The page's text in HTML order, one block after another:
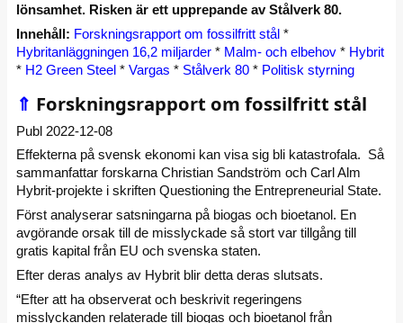
lönsamhet. Risken är ett upprepande av Stålverk 80.
Innehåll: Forskningsrapport om fossilfritt stål *
Hybritanläggningen 16,2 miljarder * Malm- och elbehov * Hybrit
* H2 Green Steel * Vargas * Stålverk 80 * Politisk styrning
⇑ Forskningsrapport om fossilfritt stål
Publ 2022-12-08
Effekterna på svensk ekonomi kan visa sig bli katastrofala. Så
sammanfattar forskarna Christian Sandström och Carl Alm
Hybrit-projekte i skriften Questioning the Entrepreneurial State.
Först analyserar satsningarna på biogas och bioetanol. En
avgörande orsak till de misslyckade så stort var tillgång till
gratis kapital från EU och svenska staten.
Efter deras analys av Hybrit blir detta deras slutsats.
“Efter att ha observerat och beskrivit regeringens
misslyckanden relaterade till biogas och bioetanol från